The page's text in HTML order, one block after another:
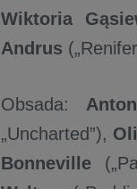
Wiktoria
Andrus
Obsada:
„Uncharted”),
Bonneville